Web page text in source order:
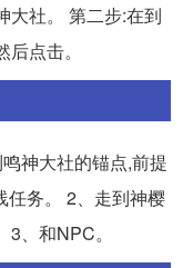
大社。 第二步:在到
点击。
神大社的锚点,前提
任务。 2、走到神樱
、和NPC。